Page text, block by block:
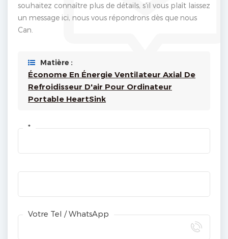
souhaitez connaître plus de détails, s'il vous plaît laissez
un message ici, nous vous répondrons dès que nous
Can.
Matière :
Économe En Énergie Ventilateur Axial De
Refroidisseur D'air Pour Ordinateur
Portable HeartSink
*
Votre Tel / WhatsApp